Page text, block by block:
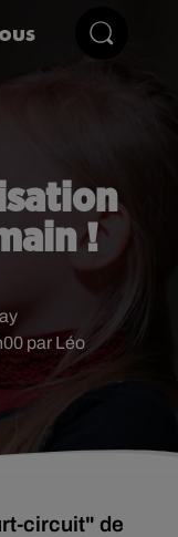
!
par Léo
circuit" de